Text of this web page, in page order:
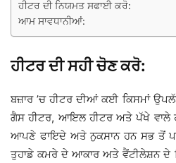
ਹੀਟਰ ਦੀ ਨਿਯਮਤ ਸਫਾਈ ਕਰੋ:
ਆਮ ਸਾਵਧਾਨੀਆਂ:
ਹੀਟਰ ਦੀ ਸਹੀ ਚੋਣ ਕਰੋ:
ਬਜ਼ਾਰ ’ਚ ਹੀਟਰ ਦੀਆਂ ਕਈ ਕਿਸਮਾਂ
ਗੈਸ ਹੀਟਰ, ਆਇਲ ਹੀਟਰ ਅਤੇ ਪੱਖੇ ਵਾਲੇ
ਆਪਣੇ ਫਾਇਦੇ ਅਤੇ ਨੁਕਸਾਨ ਹਨ ਸਭ ਤੋਂ
ਤੁਹਾਡੇ ਕਮਰੇ ਦੇ ਆਕਾਰ ਅਤੇ ਵੈਂਟੀਲੇਸ਼ਨ ਦੇ